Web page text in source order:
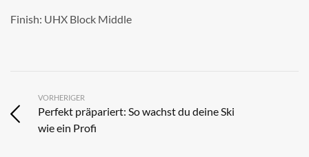
Finish: UHX Block Middle
VORHERIGER
Perfekt präpariert: So wachst du deine Ski
wie ein Profi